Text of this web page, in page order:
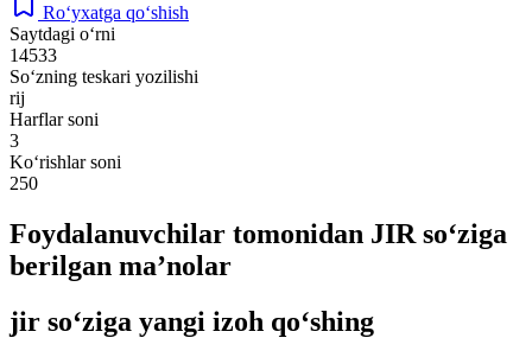
Ro‘yxatga qo‘shish
Saytdagi o‘rni
14533
So‘zning teskari yozilishi
rij
Harflar soni
3
Ko‘rishlar soni
250
Foydalanuvchilar tomonidan JIR so‘ziga
berilgan ma’nolar
jir so‘ziga yangi izoh qo‘shing